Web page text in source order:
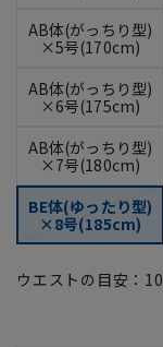
AB体(がっちり型)
×5号(170cm)
AB体(がっちり型)
×6号(175cm)
AB体(がっちり型)
×7号(180cm)
BE体(ゆったり型)
×8号(185cm)
ウエストの目安：